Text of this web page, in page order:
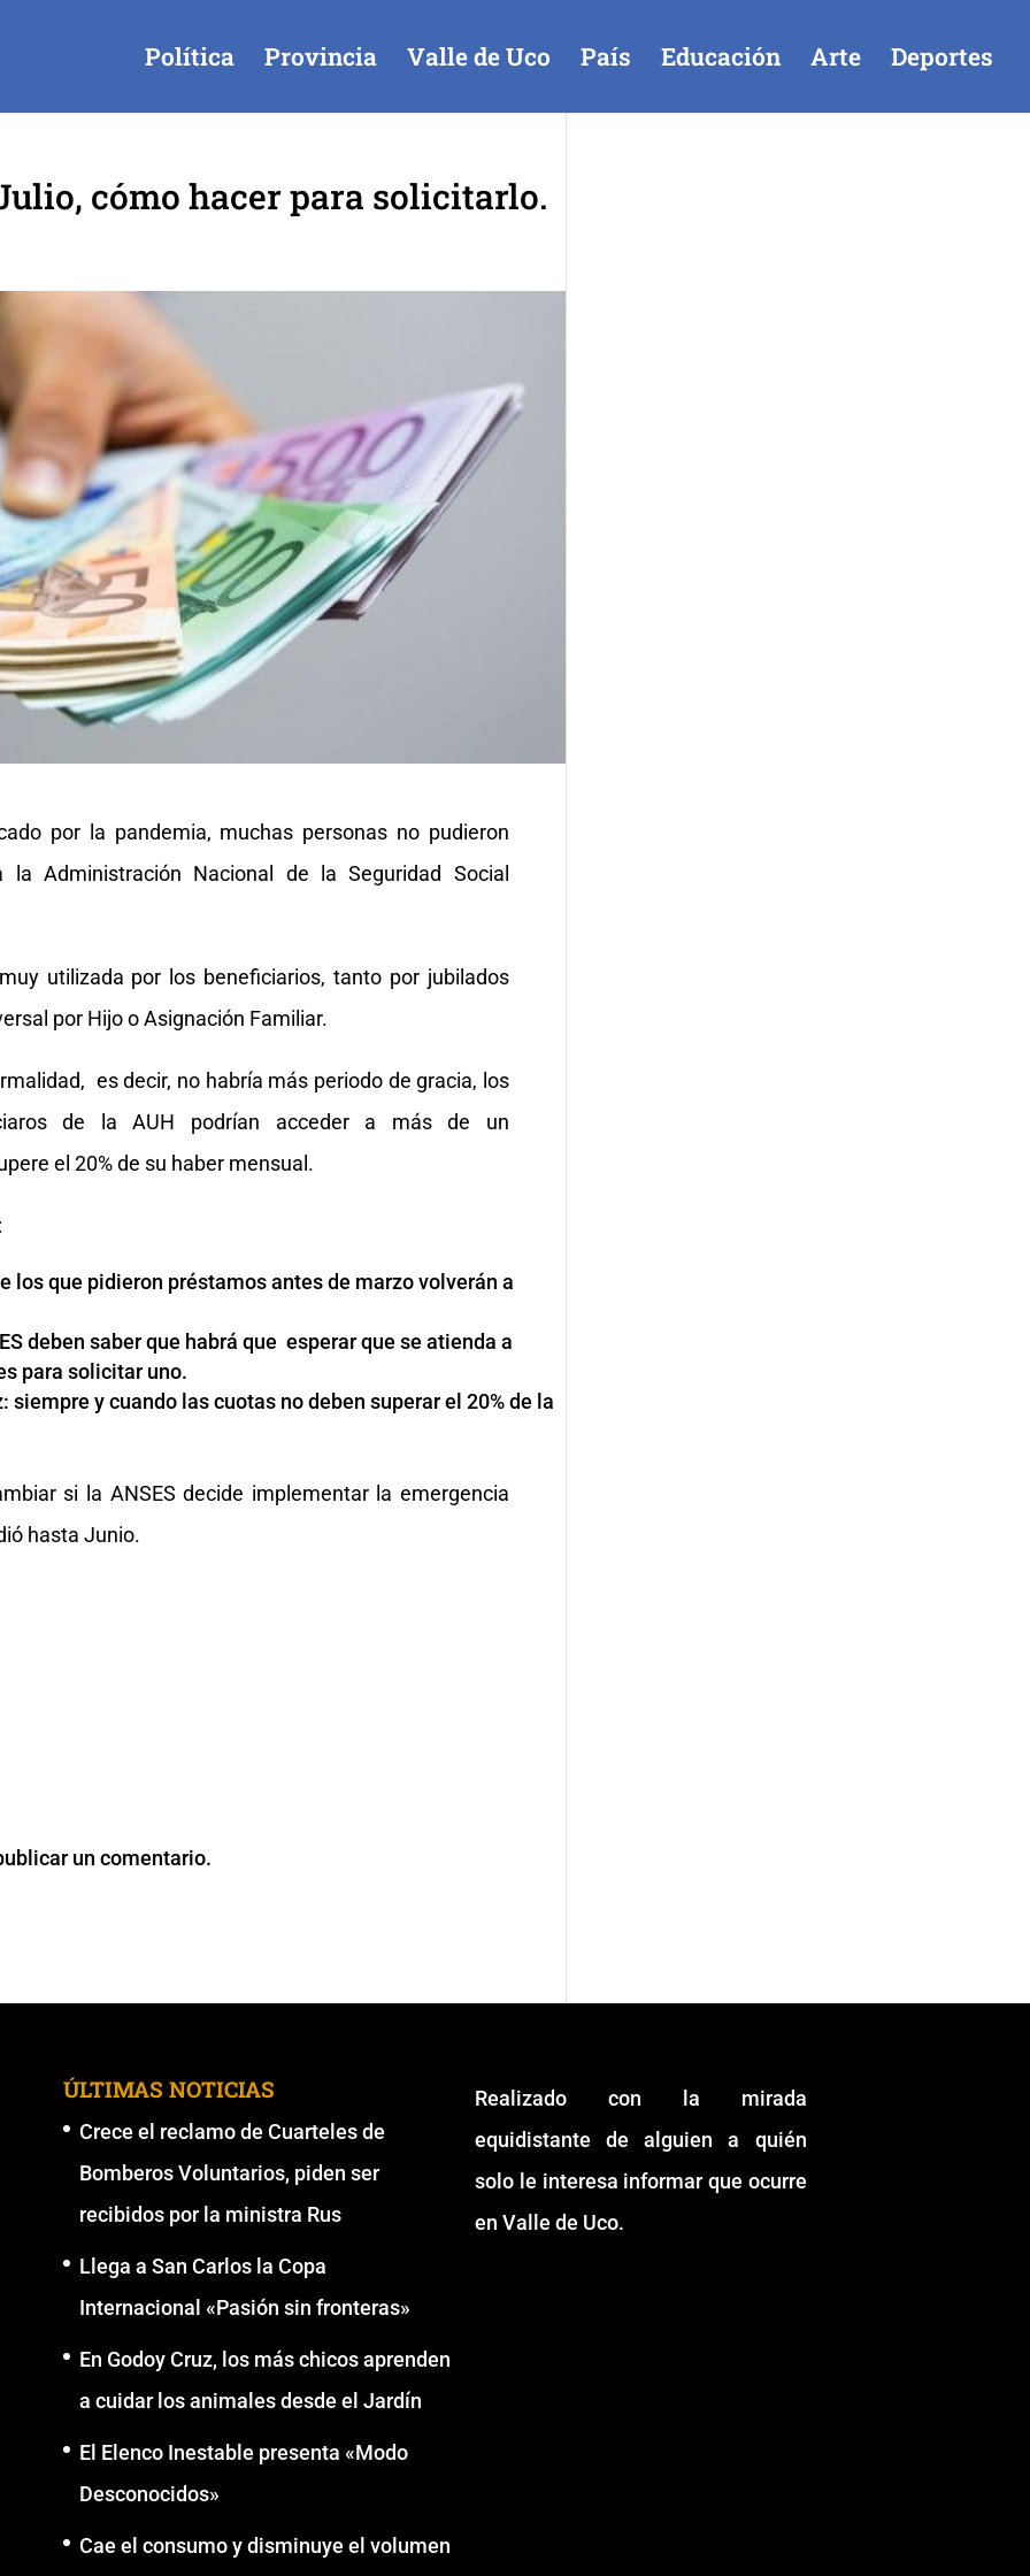
Política Provincia Valle de Uco País Educación Arte Deportes
cómo hacer para solicitarlo.
por la pandemia, muchas personas no pudieron
Administración Nacional de la Seguridad Social
utilizada por los beneficiarios, tanto por jubilados
por Hijo o Asignación Familiar.
es decir, no habría más periodo de gracia, los
de la AUH podrían acceder a más de un
el 20% de su haber mensual.
los que pidieron préstamos antes de marzo volverán a
deben saber que habrá que esperar que se atienda a
para solicitar uno.
siempre y cuando las cuotas no deben superar el 20% de la
si la ANSES decide implementar la emergencia
hasta Junio.
un comentario.
ÚLTIMAS NOTICIAS
Crece el reclamo de Cuarteles de
Bomberos Voluntarios, piden ser
recibidos por la ministra Rus
Llega a San Carlos la Copa
Internacional «Pasión sin fronteras»
En Godoy Cruz, los más chicos aprenden
a cuidar los animales desde el Jardín
El Elenco Inestable presenta «Modo
Desconocidos»
Cae el consumo y disminuye el volumen
Realizado con la mirada
equidistante de alguien a quién
solo le interesa informar que ocurre
en Valle de Uco.